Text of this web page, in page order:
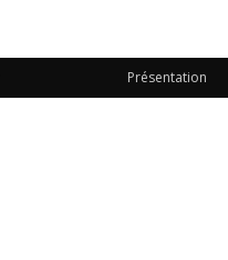
Présentation